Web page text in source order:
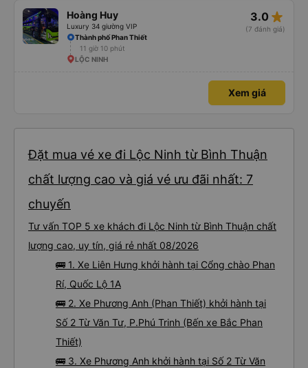
Hoàng Huy
Luxury 34 giường VIP
3.0 star_rate
(7 đánh giá)
Thành phố Phan Thiết
11 giờ 10 phút
LỘC NINH
Xem giá
Đặt mua vé xe đi Lộc Ninh từ Bình Thuận
chất lượng cao và giá vé ưu đãi nhất: 7
chuyến
Tư vấn TOP 5 xe khách đi Lộc Ninh từ Bình Thuận chất
lượng cao, uy tín, giá rẻ nhất 08/2026
🚌 1. Xe Liên Hưng khởi hành tại Cổng chào Phan
Rí, Quốc Lộ 1A
🚌 2. Xe Phương Anh (Phan Thiết) khởi hành tại
Số 2 Từ Văn Tư, P.Phú Trinh (Bến xe Bắc Phan
Thiết)
🚌 3. Xe Phương Anh khởi hành tại Số 2 Từ Văn